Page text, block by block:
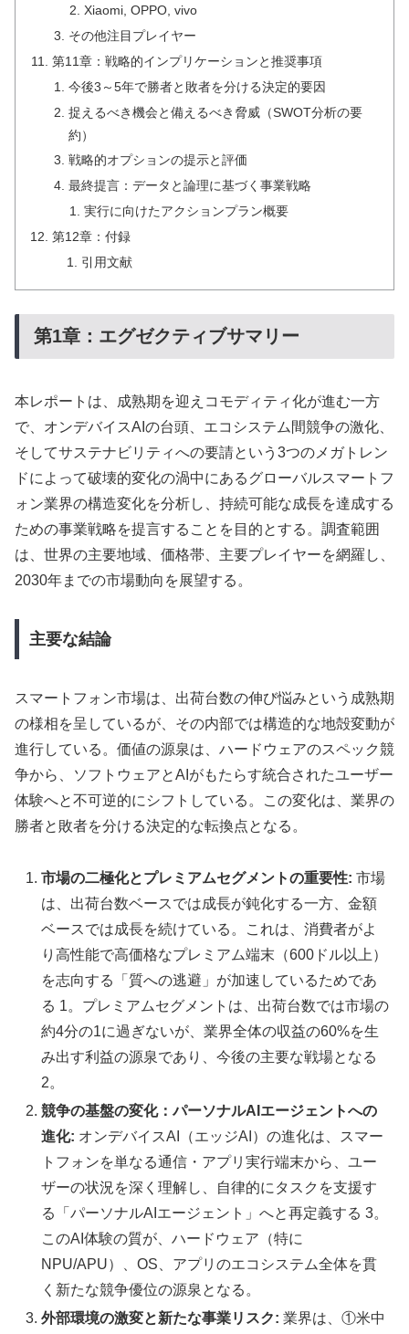
Xiaomi, OPPO, vivo
その他注目プレイヤー
第11章：戦略的インプリケーションと推奨事項
今後3～5年で勝者と敗者を分ける決定的要因
捉えるべき機会と備えるべき脅威（SWOT分析の要
約）
戦略的オプションの提示と評価
最終提言：データと論理に基づく事業戦略
実行に向けたアクションプラン概要
第12章：付録
引用文献
第1章：エグゼクティブサマリー
本レポートは、成熟期を迎えコモディティ化が進む一方
で、オンデバイスAIの台頭、エコシステム間競争の激化、
そしてサステナビリティへの要請という3つのメガトレン
ドによって破壊的変化の渦中にあるグローバルスマートフ
ォン業界の構造変化を分析し、持続可能な成長を達成する
ための事業戦略を提言することを目的とする。調査範囲
は、世界の主要地域、価格帯、主要プレイヤーを網羅し、
2030年までの市場動向を展望する。
主要な結論
スマートフォン市場は、出荷台数の伸び悩みという成熟期
の様相を呈しているが、その内部では構造的な地殻変動が
進行している。価値の源泉は、ハードウェアのスペック競
争から、ソフトウェアとAIがもたらす統合されたユーザー
体験へと不可逆的にシフトしている。この変化は、業界の
勝者と敗者を分ける決定的な転換点となる。
市場の二極化とプレミアムセグメントの重要性: 市場
は、出荷台数ベースでは成長が鈍化する一方、金額
ベースでは成長を続けている。これは、消費者がよ
り高性能で高価格なプレミアム端末（600ドル以上）
を志向する「質への逃避」が加速しているためであ
る 1。プレミアムセグメントは、出荷台数では市場の
約4分の1に過ぎないが、業界全体の収益の60%を生
み出す利益の源泉であり、今後の主要な戦場となる
2。
競争の基盤の変化：パーソナルAIエージェントへの
進化: オンデバイスAI（エッジAI）の進化は、スマー
トフォンを単なる通信・アプリ実行端末から、ユー
ザーの状況を深く理解し、自律的にタスクを支援す
る「パーソナルAIエージェント」へと再定義する 3。
このAI体験の質が、ハードウェア（特に
NPU/APU）、OS、アプリのエコシステム全体を貫
く新たな競争優位の源泉となる。
外部環境の激変と新たな事業リスク: 業界は、①米中